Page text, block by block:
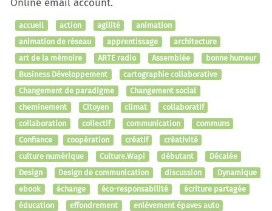
Online email account.
accueil action agilité
animation
animation de réseau
apprentissage
architecture
art de la mémoire
ARTE radio Assemblée
bonne humeur
Business Développement
cartographie collaborative
Changement de paradigme
Changement social
cheminement
Citoyen climat
collaboratif
collaboration
collectif communication
communs
Confiance
coopération créatif
créativité
culture numérique
Culture.Wapi débutant
Décalée
Design
Design de communication discussion
Dynamique
ebook
échange éco-responsabilité
écriture partagée
éducation
effondrement
enlèvement épaves auto